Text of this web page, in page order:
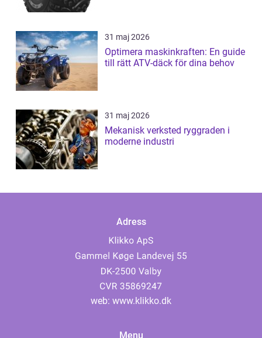
31 maj 2026
Optimera maskinkraften: En guide
till rätt ATV-däck för dina behov
31 maj 2026
Mekanisk verksted ryggraden i
moderne industri
Adress
web: www.klikko.dk
Menu